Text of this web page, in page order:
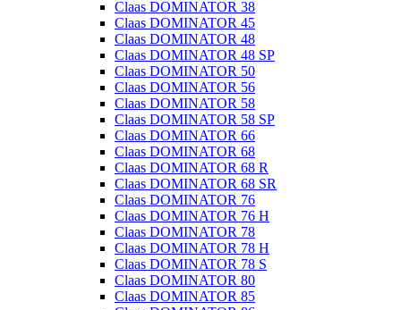
Claas DOMINATOR 38
Claas DOMINATOR 45
Claas DOMINATOR 48
Claas DOMINATOR 48 SP
Claas DOMINATOR 50
Claas DOMINATOR 56
Claas DOMINATOR 58
Claas DOMINATOR 58 SP
Claas DOMINATOR 66
Claas DOMINATOR 68
Claas DOMINATOR 68 R
Claas DOMINATOR 68 SR
Claas DOMINATOR 76
Claas DOMINATOR 76 H
Claas DOMINATOR 78
Claas DOMINATOR 78 H
Claas DOMINATOR 78 S
Claas DOMINATOR 80
Claas DOMINATOR 85